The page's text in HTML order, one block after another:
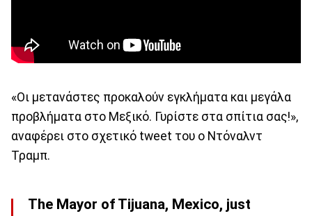
«Οι μετανάστες προκαλούν εγκλήματα και μεγάλα
προβλήματα στο Μεξικό. Γυρίστε στα σπίτια σας!»,
αναφέρει στο σχετικό tweet του ο Ντόναλντ
Τραμπ.
The Mayor of Tijuana, Mexico, just